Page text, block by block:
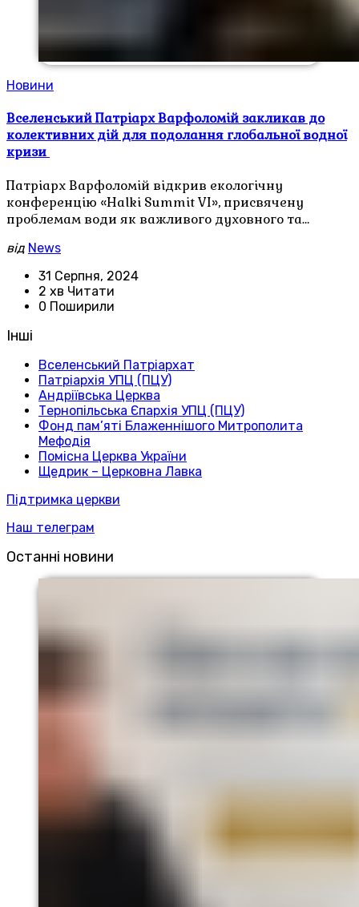
Новини
Вселенський Патріарх Варфоломій закликав до
колективних дій для подолання глобальної водної
кризи
Патріарх Варфоломій відкрив екологічну
конференцію «Halki Summit VI», присвячену
проблемам води як важливого духовного та…
від News
31 Серпня, 2024
2 хв Читати
0 Поширили
Інші
Вселенський Патріархат
Патріархія УПЦ (ПЦУ)
Андріївська Церква
Тернопільська Єпархія УПЦ (ПЦУ)
Фонд пам’яті Блаженнішого Митрополита
Мефодія
Помісна Церква України
Щедрик – Церковна Лавка
Підтримка церкви
Наш телеграм
Останні новини